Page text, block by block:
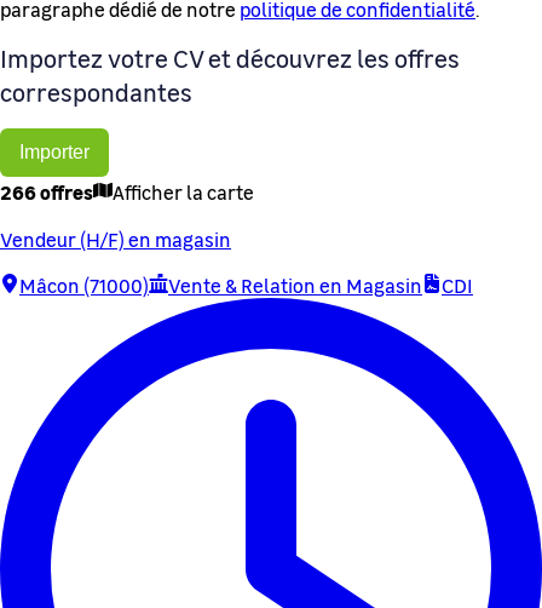
paragraphe dédié de notre politique de confidentialité.
Importez votre CV et découvrez les offres
correspondantes
Importer
266 offres
Afficher la carte
Vendeur (H/F) en magasin
Mâcon (71000)
Vente & Relation en Magasin CDI